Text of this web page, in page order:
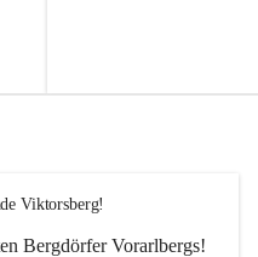
Viktorsberg!
Bergdörfer Vorarlbergs!